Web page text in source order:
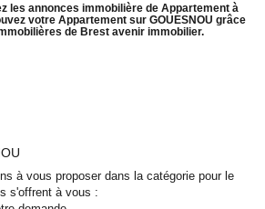
les annonces immobilière de Appartement à
votre Appartement sur GOUESNOU grâce
de Brest avenir immobilier.
à vous proposer dans la catégorie pour le
s'offrent à vous :